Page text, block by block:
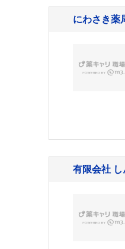
にわさき薬
有限会社